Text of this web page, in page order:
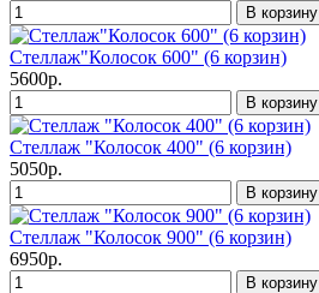
В корзину
Стеллаж"Колосок 600" (6 корзин)
5600р.
В корзину
Стеллаж "Колосок 400" (6 корзин)
5050р.
В корзину
Стеллаж "Колосок 900" (6 корзин)
6950р.
В корзину